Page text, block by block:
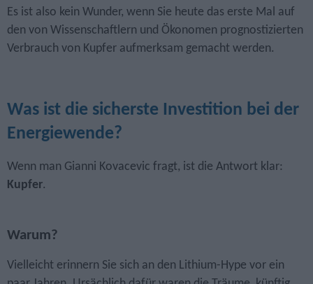
Es ist also kein Wunder, wenn Sie heute das erste Mal auf
den von Wissenschaftlern und Ökonomen prognostizierten
Verbrauch von Kupfer aufmerksam gemacht werden.
Was ist die sicherste Investition bei der
Energiewende?
Wenn man Gianni Kovacevic fragt, ist die Antwort klar:
Kupfer.
Warum?
Vielleicht erinnern Sie sich an den Lithium-Hype vor ein